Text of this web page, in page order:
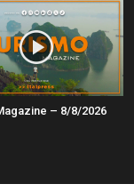
– 8/8/2026